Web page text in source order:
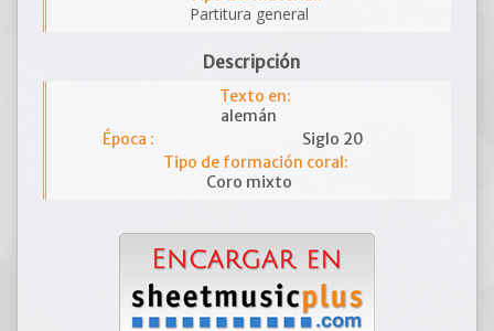
Partitura general
Descripción
Texto en:
alemán
Época :
Siglo 20
Tipo de formación coral:
Coro mixto